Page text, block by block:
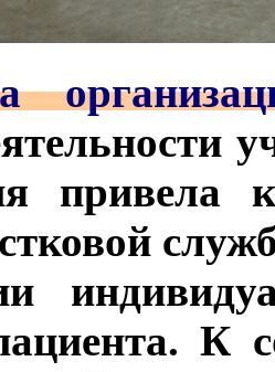
привела
К